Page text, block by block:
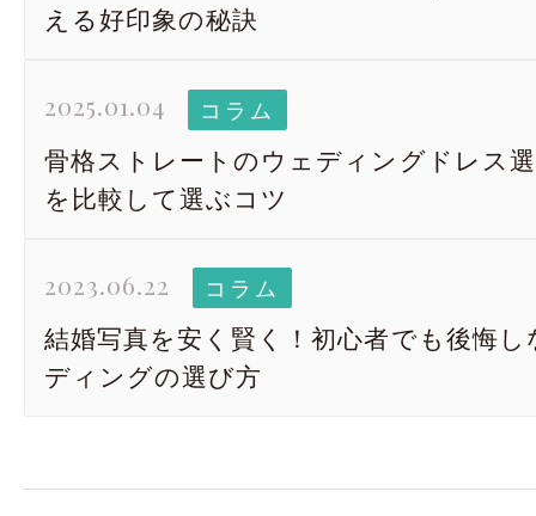
える好印象の秘訣
2025.01.04 コラム
骨格ストレートのウェディングドレス
を比較して選ぶコツ
2023.06.22 コラム
結婚写真を安く賢く！初心者でも後悔
ディングの選び方